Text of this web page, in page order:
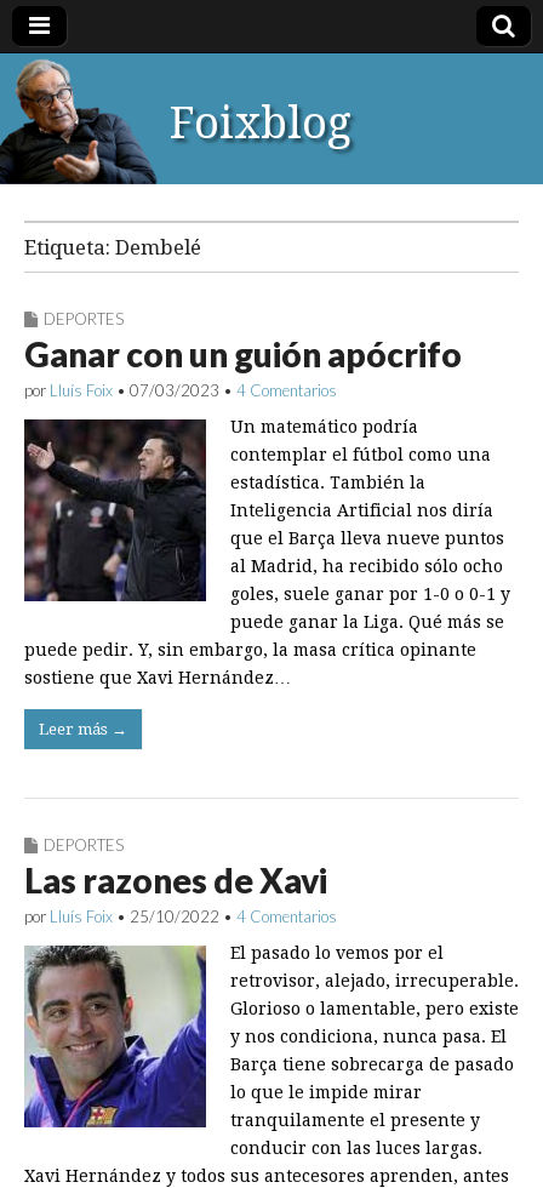
Foixblog
Etiqueta: Dembelé
DEPORTES
Ganar con un guión apócrifo
por Lluís Foix • 07/03/2023 • 4 Comentarios
Un matemático podría
contemplar el fútbol como una
estadística. También la
Inteligencia Artificial nos diría
que el Barça lleva nueve puntos
al Madrid, ha recibido sólo ocho
goles, suele ganar por 1-0 o 0-1 y
puede ganar la Liga. Qué más se
puede pedir. Y, sin embargo, la masa crítica opinante
sostiene que Xavi Hernández…
Leer más →
DEPORTES
Las razones de Xavi
por Lluís Foix • 25/10/2022 • 4 Comentarios
El pasado lo vemos por el
retrovisor, alejado, irrecuperable.
Glorioso o lamentable, pero existe
y nos condiciona, nunca pasa. El
Barça tiene sobrecarga de pasado
lo que le impide mirar
tranquilamente el presente y
conducir con las luces largas.
Xavi Hernández y todos sus antecesores aprenden, antes